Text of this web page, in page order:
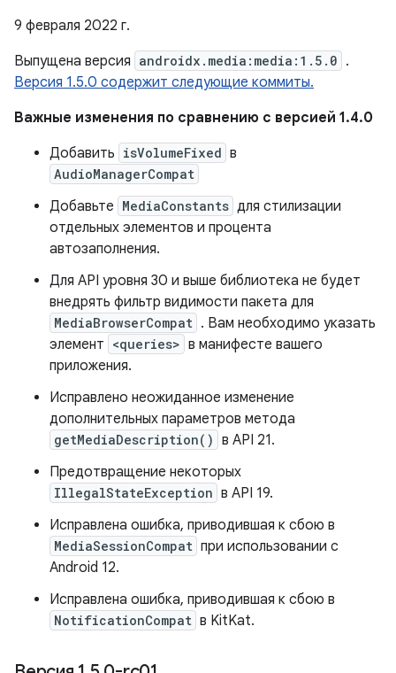
9 февраля 2022 г.
Выпущена версия androidx.media:media:1.5.0 .
Версия 1.5.0 содержит следующие коммиты.
Важные изменения по сравнению с версией 1.4.0
Добавить isVolumeFixed в
AudioManagerCompat
Добавьте MediaConstants для стилизации
отдельных элементов и процента
автозаполнения.
Для API уровня 30 и выше библиотека не будет
внедрять фильтр видимости пакета для
MediaBrowserCompat . Вам необходимо указать
элемент <queries> в манифесте вашего
приложения.
Исправлено неожиданное изменение
дополнительных параметров метода
getMediaDescription() в API 21.
Предотвращение некоторых
IllegalStateException в API 19.
Исправлена ​​ошибка, приводившая к сбою в
MediaSessionCompat при использовании с
Android 12.
Исправлена ​​ошибка, приводившая к сбою в
NotificationCompat в KitKat.